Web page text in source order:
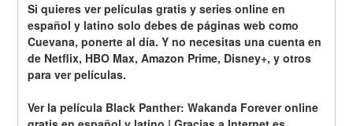
Si quieres ver películas gratis y series online en
español y latino solo debes de páginas web como
Cuevana, ponerte al día. Y no necesitas una cuenta en
de Netflix, HBO Max, Amazon Prime, Disney+, y otros
para ver películas.
Ver la película Black Panther: Wakanda Forever online